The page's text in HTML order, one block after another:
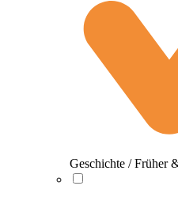
Geschichte / Früher